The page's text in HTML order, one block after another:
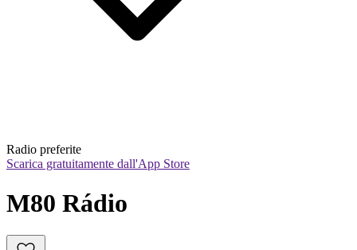
Radio preferite
Scarica gratuitamente dall'App Store
M80 Rádio